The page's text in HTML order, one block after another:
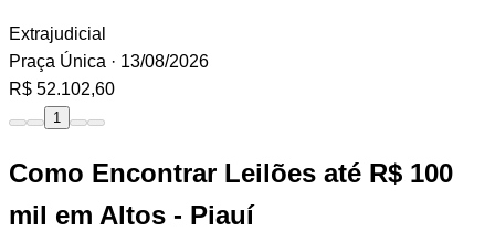
Extrajudicial
Praça Única · 13/08/2026
R$ 52.102,60
1
Como Encontrar Leilões até R$ 100
mil em Altos - Piauí